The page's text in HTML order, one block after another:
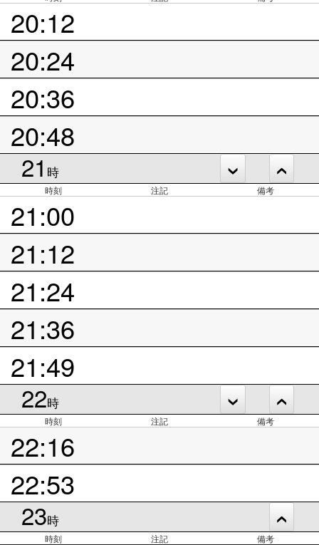
20:12
20:24
20:36
20:48
21 時
時刻 注記 備考
21:00
21:12
21:24
21:36
21:49
22時
時刻 注記 備考
22:16
22:53
23時
時刻 注記 備考